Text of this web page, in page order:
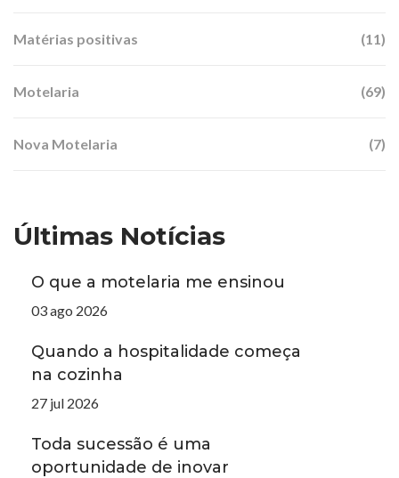
Matérias positivas (11)
Motelaria (69)
Nova Motelaria (7)
Últimas Notícias
O que a motelaria me ensinou
03 ago 2026
Quando a hospitalidade começa
na cozinha
27 jul 2026
Toda sucessão é uma
oportunidade de inovar